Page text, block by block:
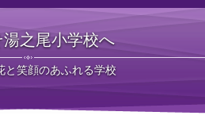
之尾小学校へ
と笑顔のあふれる学校